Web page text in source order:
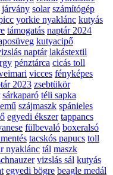
járvány solar számítógép
yorkie nyaklánc kutyás
támogatás naptár 2024
kutyacipő
naptár lakástextil
pénztárca cicás toll
vicces fényképes
2023 zsebtükör
sárkaparó téli sapka
szájmaszk spánieles
egyedi ékszer tappancs
fülbevaló boxeralsó
tacskós papucs toll
nyaklánc tál maszk
vizslás sál kutyás
egyedi bögre beagle medál